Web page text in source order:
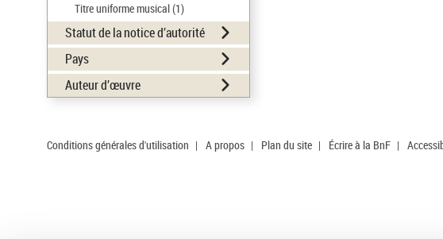
Titre uniforme musical(1)
Statut de la notice d’autorité
Pays
Auteur d’œuvre
Conditions générales d'utilisation | A propos | Plan du site | Écrire à la BnF |